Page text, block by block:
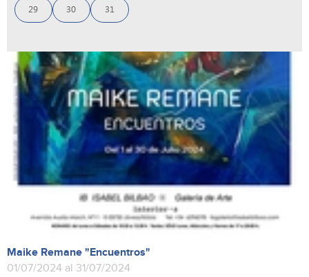
29 30 31
Maike Remane "Encuentros"
01/07/2024 al 31/07/2024